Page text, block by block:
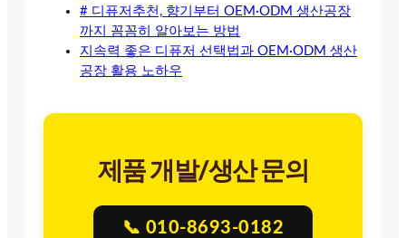
# 디퓨저추천, 향기부터 OEM·ODM 생산공장
까지 꼼꼼히 알아보는 방법
지속력 좋은 디퓨저 선택법과 OEM·ODM 생산
공장 활용 노하우
제품 개발/생산 문의
📞 010-8693-0182